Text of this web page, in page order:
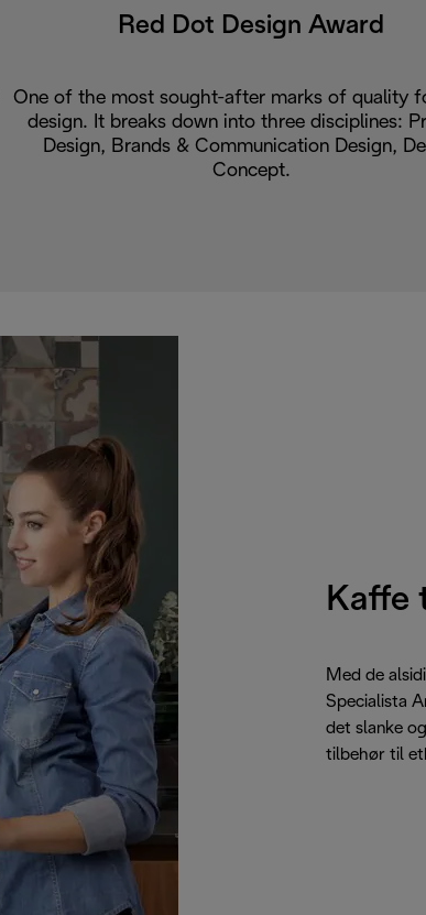
Red Dot Design Award
One of the most sought-after marks of quality
design. It breaks down into three disciplines:
Design, Brands & Communication Design,
Concept.
Kaffe
Med de
Specialista
det slanke
tilbehør til